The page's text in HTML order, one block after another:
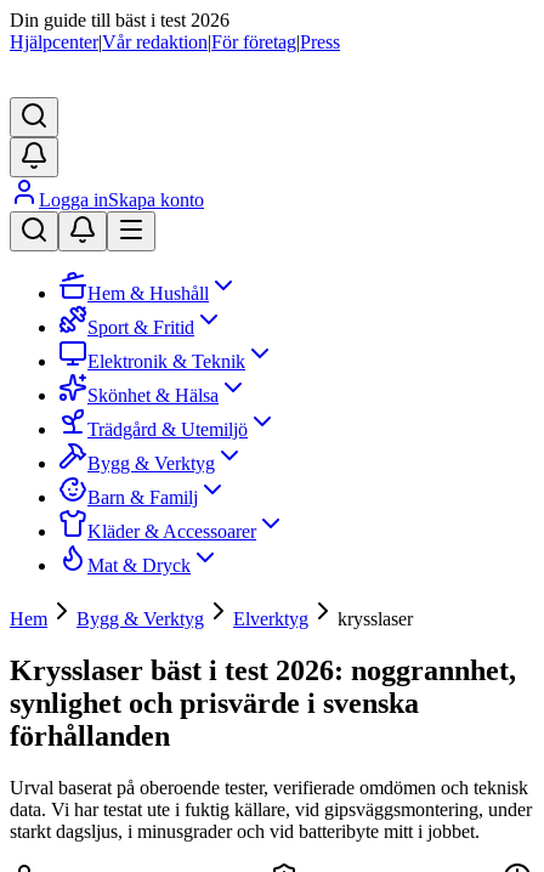
Din guide till bäst i test 2026
Hjälpcenter|Vår redaktion|För företag|Press
Logga inSkapa konto
Hem & Hushåll
Sport & Fritid
Elektronik & Teknik
Skönhet & Hälsa
Trädgård & Utemiljö
Bygg & Verktyg
Barn & Familj
Kläder & Accessoarer
Mat & Dryck
Hem Bygg & Verktyg Elverktyg krysslaser
Krysslaser bäst i test 2026: noggrannhet,
synlighet och prisvärde i svenska
förhållanden
Urval baserat på oberoende tester, verifierade omdömen och teknisk
data. Vi har testat ute i fuktig källare, vid gipsväggsmontering, under
starkt dagsljus, i minusgrader och vid batteribyte mitt i jobbet.